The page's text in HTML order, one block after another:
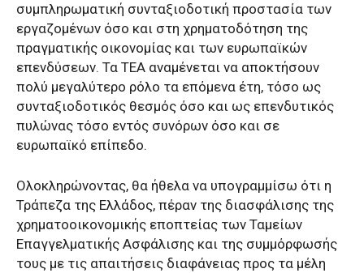
συμπληρωματική συνταξιοδοτική προστασία των
εργαζομένων όσο και στη χρηματοδότηση της
πραγματικής οικονομίας και των ευρωπαϊκών
επενδύσεων. Τα ΤΕΑ αναμένεται να αποκτήσουν
πολύ μεγαλύτερο ρόλο τα επόμενα έτη, τόσο ως
συνταξιοδοτικός θεσμός όσο και ως επενδυτικός
πυλώνας τόσο εντός συνόρων όσο και σε
ευρωπαϊκό επίπεδο.
Ολοκληρώνοντας, θα ήθελα να υπογραμμίσω ότι η
Τράπεζα της Ελλάδος, πέραν της διασφάλισης της
χρηματοοικονομικής εποπτείας των Ταμείων
Επαγγελματικής Ασφάλισης και της συμμόρφωσής
τους με τις απαιτήσεις διαφάνειας προς τα μέλη